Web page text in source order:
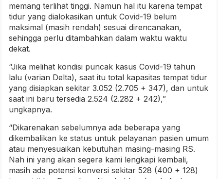
memang terlihat tinggi. Namun hal itu karena tempat
tidur yang dialokasikan untuk Covid-19 belum
maksimal (masih rendah) sesuai direncanakan,
sehingga perlu ditambahkan dalam waktu waktu
dekat.
“Jika melihat kondisi puncak kasus Covid-19 tahun
lalu (varian Delta), saat itu total kapasitas tempat tidur
yang disiapkan sekitar 3.052 (2.705 + 347), dan untuk
saat ini baru tersedia 2.524 (2.282 + 242),”
ungkapnya.
“Dikarenakan sebelumnya ada beberapa yang
dikembalikan ke status untuk pelayanan pasien umum
atau menyesuaikan kebutuhan masing-masing RS.
Nah ini yang akan segera kami lengkapi kembali,
masih ada potensi konversi sekitar 528 (400 + 128)